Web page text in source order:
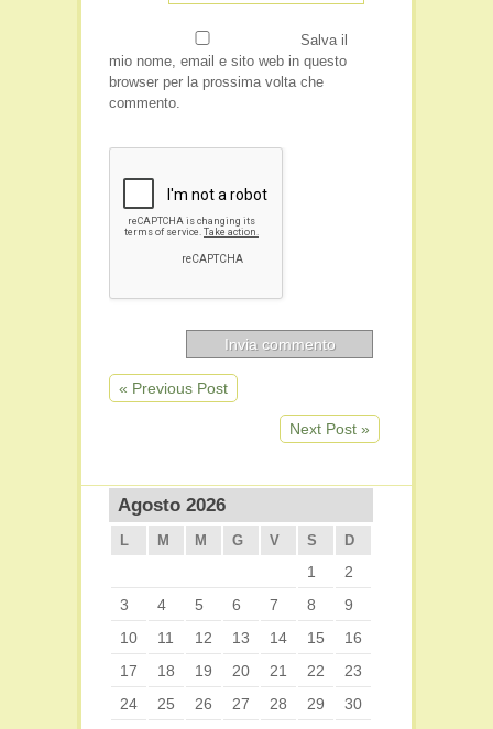
Salva il
mio nome, email e sito web in questo
browser per la prossima volta che
commento.
« Previous Post
Next Post »
Agosto 2026
L M M G V S D
1
2
3
4 5 6 7 8
9
10
11 12 13 14 15
16
17
18 19 20 21 22
23
24
25 26 27 28 29
30